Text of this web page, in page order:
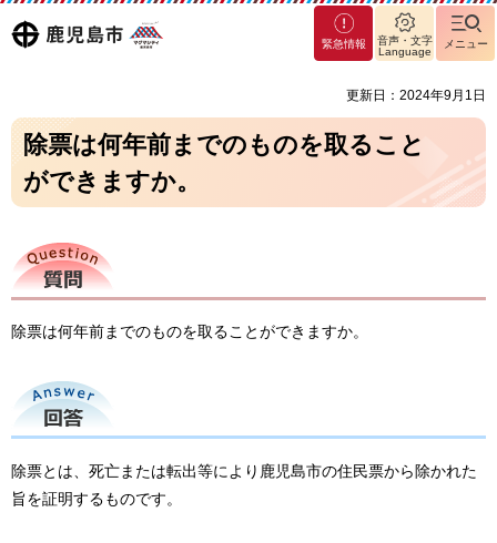
鹿児島
マグ
マシ
緊急情報
音声・文字
Language
メニュー
更新日：2024年9月1日
除票は何年前までのものを取ること
ができますか。
質問
除票は何年前までのものを取ることができますか。
回答
除票とは、死亡または転出等により鹿児島市の住民票から除かれた
旨を証明するものです。